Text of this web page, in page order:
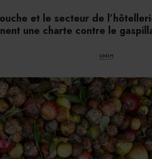
et le secteur de
une charte contre le
UMIH